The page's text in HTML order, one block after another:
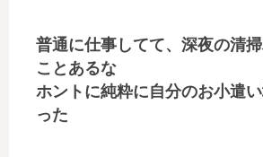
普通に仕事してて、深夜の清
ことあるな
ホントに純粋に自分のお小遣
った